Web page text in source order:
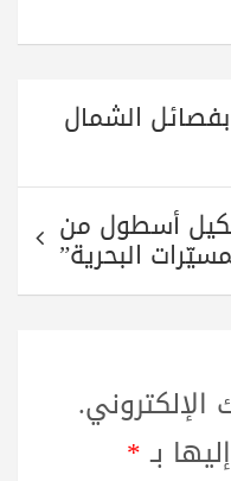
الشمال
أسطول من
البحرية”
بـ*